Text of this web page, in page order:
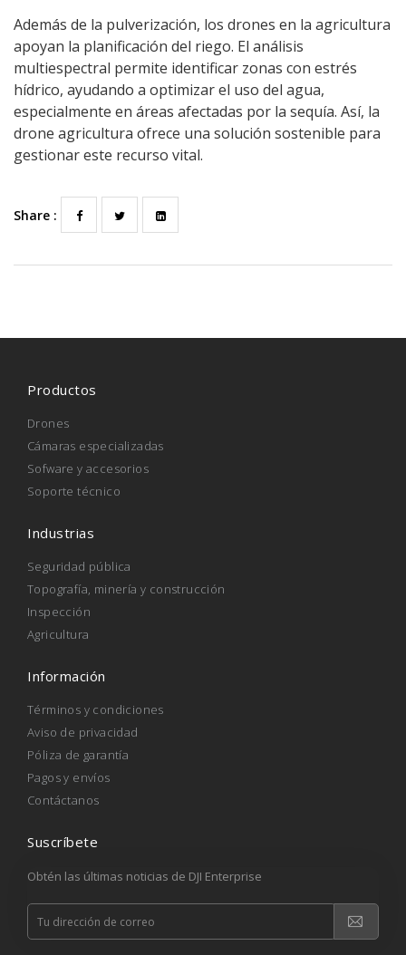
Además de la pulverización, los drones en la agricultura
apoyan la planificación del riego. El análisis
multiespectral permite identificar zonas con estrés
hídrico, ayudando a optimizar el uso del agua,
especialmente en áreas afectadas por la sequía. Así, la
drone agricultura ofrece una solución sostenible para
gestionar este recurso vital.
Share :
Productos
Drones
Cámaras especializadas
Sofware y accesorios
Soporte técnico
Industrias
Seguridad pública
Topografía, minería y construcción
Inspección
Agricultura
Información
Términos y condiciones
Aviso de privacidad
Póliza de garantía
Pagos y envíos
Contáctanos
Suscríbete
Obtén las últimas noticias de DJI Enterprise